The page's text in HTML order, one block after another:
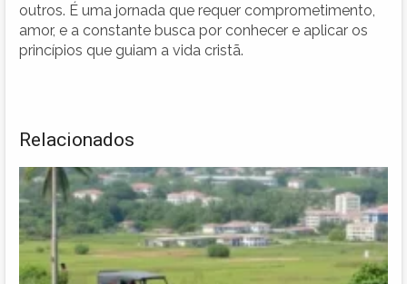
outros. É uma jornada que requer comprometimento,
amor, e a constante busca por conhecer e aplicar os
princípios que guiam a vida cristã.
Relacionados